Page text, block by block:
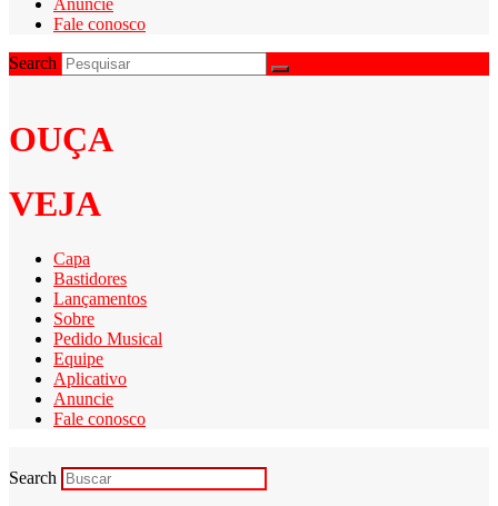
Fale conosco
Search
OUÇA
VEJA
Capa
Bastidores
Lançamentos
Sobre
Pedido Musical
Equipe
Aplicativo
Anuncie
Fale conosco
Search